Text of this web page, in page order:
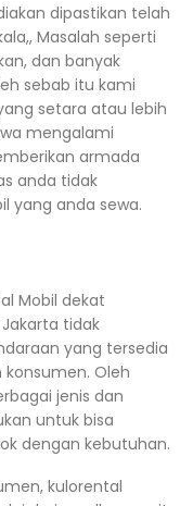
dipastikan telah
Masalah seperti
dan banyak
sebab itu kami
setara atau lebih
mengalami
armada
anda tidak
yang anda sewa.
Mobil dekat
tidak
yang tersedia
Oleh
jenis dan
untuk bisa
dengan kebutuhan.
kulorental